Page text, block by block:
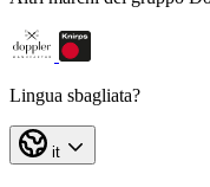
This content is not
needs to setup
Lingua sbagliata?
it